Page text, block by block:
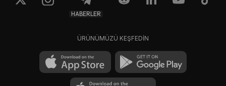
HABERLER
ÜRÜNÜMÜZÜ KEŞFEDİN